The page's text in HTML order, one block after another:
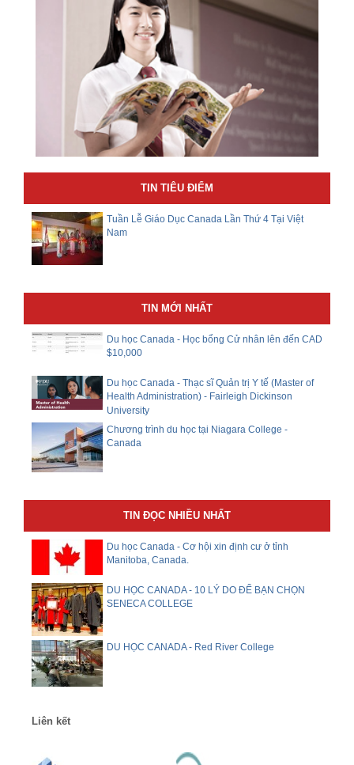
TIN TIÊU ĐIỂM
Tuần Lễ Giáo Dục Canada Lần Thứ 4 Tại Việt
Nam
TIN MỚI NHẤT
Du học Canada - Học bổng Cử nhân lên đến CAD
$10,000
Du học Canada - Thạc sĩ Quản trị Y tế (Master of
Health Administration) - Fairleigh Dickinson
University
Chương trình du học tại Niagara College -
Canada
TIN ĐỌC NHIỀU NHẤT
Du học Canada - Cơ hội xin định cư ở tỉnh
Manitoba, Canada.
DU HỌC CANADA - 10 LÝ DO ĐỂ BẠN CHỌN
SENECA COLLEGE
DU HỌC CANADA - Red River College
Liên kết